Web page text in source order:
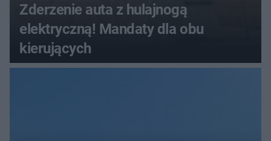
Zderzenie auta z hulajnogą
elektryczną! Mandaty dla obu
kierujących